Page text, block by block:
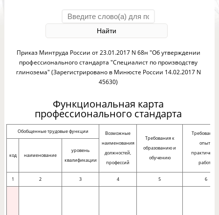
Приказ Минтруда России от 23.01.2017 N 68н "Об утверждении
профессионального стандарта "Специалист по производству
глинозема" (Зарегистрировано в Минюсте России 14.02.2017 N
45630)
Функциональная карта
профессионального стандарта
Обобщенные трудовые функции
Возможные
наименования
должностей,
профессий
Требования к
образованию и
обучению
Требования
опыту
работы
код наименование
уровень
квалификации
1 2 3 4 5 6